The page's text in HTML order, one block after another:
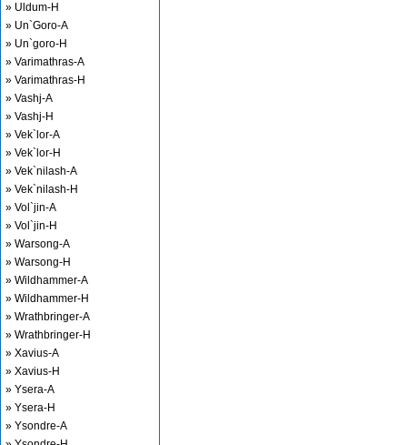
» Uldum-H
» Un`Goro-A
» Un`goro-H
» Varimathras-A
» Varimathras-H
» Vashj-A
» Vashj-H
» Vek`lor-A
» Vek`lor-H
» Vek`nilash-A
» Vek`nilash-H
» Vol`jin-A
» Vol`jin-H
» Warsong-A
» Warsong-H
» Wildhammer-A
» Wildhammer-H
» Wrathbringer-A
» Wrathbringer-H
» Xavius-A
» Xavius-H
» Ysera-A
» Ysera-H
» Ysondre-A